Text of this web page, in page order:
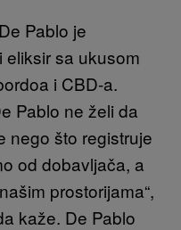
Pablo je
sa ukusom
i CBD-a.
Pablo ne želi da
nego što registruje
od dobavljača, a
prostorijama“,
kaže. De Pablo